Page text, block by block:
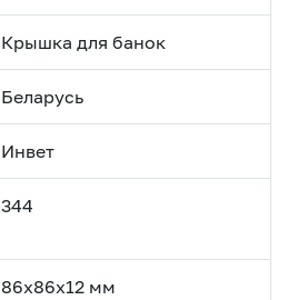
Крышка для банок
Беларусь
Инвет
344
86х86х12 мм